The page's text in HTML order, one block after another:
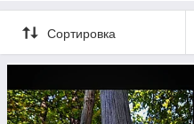
Оружие про версииточные
большой мощностью
высокой степенью схожести
пистолетами-пулемётами.
детей старше 11 лет и
рекомендуется в специально
Сортировка